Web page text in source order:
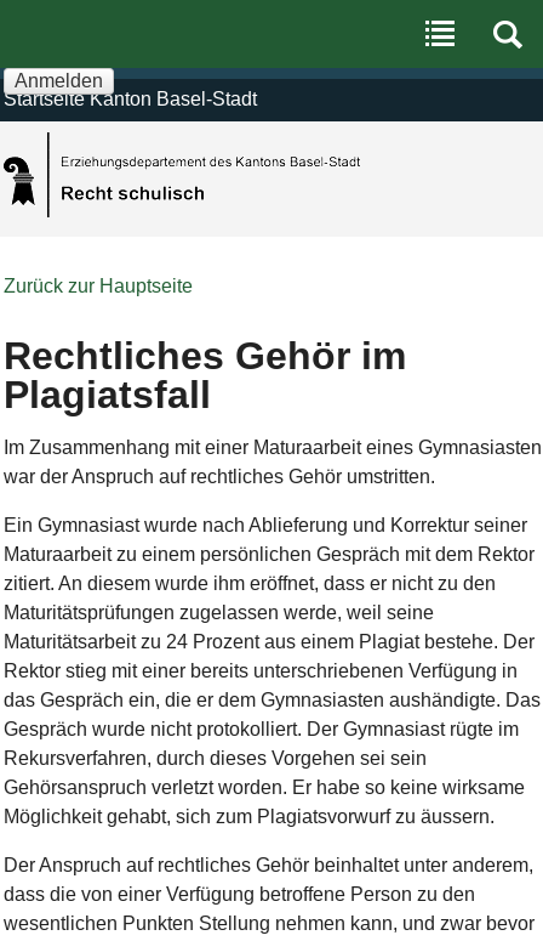
Startseite Kanton Basel-Stadt
Anmelden
|
Direkt
zur
Navigation
Zurück zur Hauptseite
Rechtliches Gehör im
Plagiatsfall
Im Zusammenhang mit einer Maturaarbeit eines Gymnasiasten
war der Anspruch auf rechtliches Gehör umstritten.
Ein Gymnasiast wurde nach Ablieferung und Korrektur seiner
Maturaarbeit zu einem persönlichen Gespräch mit dem Rektor
zitiert. An diesem wurde ihm eröffnet, dass er nicht zu den
Maturitätsprüfungen zugelassen werde, weil seine
Maturitätsarbeit zu 24 Prozent aus einem Plagiat bestehe. Der
Rektor stieg mit einer bereits unterschriebenen Verfügung in
das Gespräch ein, die er dem Gymnasiasten aushändigte. Das
Gespräch wurde nicht protokolliert. Der Gymnasiast rügte im
Rekursverfahren, durch dieses Vorgehen sei sein
Gehörsanspruch verletzt worden. Er habe so keine wirksame
Möglichkeit gehabt, sich zum Plagiatsvorwurf zu äussern.
Der Anspruch auf rechtliches Gehör beinhaltet unter anderem,
dass die von einer Verfügung betroffene Person zu den
wesentlichen Punkten Stellung nehmen kann, und zwar bevor